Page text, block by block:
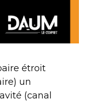
étroit
un
(canal